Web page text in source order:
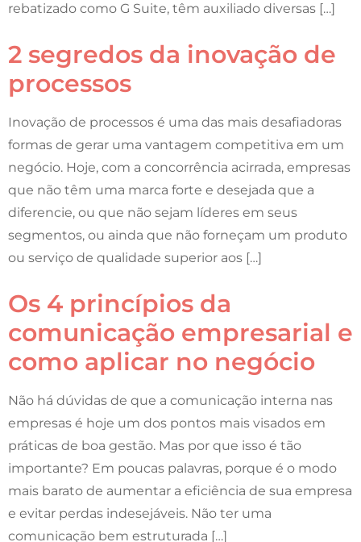
rebatizado como G Suite, têm auxiliado diversas […]
2 segredos da inovação de
processos
Inovação de processos é uma das mais desafiadoras
formas de gerar uma vantagem competitiva em um
negócio. Hoje, com a concorrência acirrada, empresas
que não têm uma marca forte e desejada que a
diferencie, ou que não sejam líderes em seus
segmentos, ou ainda que não forneçam um produto
ou serviço de qualidade superior aos […]
Os 4 princípios da
comunicação empresarial e
como aplicar no negócio
Não há dúvidas de que a comunicação interna nas
empresas é hoje um dos pontos mais visados em
práticas de boa gestão. Mas por que isso é tão
importante? Em poucas palavras, porque é o modo
mais barato de aumentar a eficiência de sua empresa
e evitar perdas indesejáveis. Não ter uma
comunicação bem estruturada […]